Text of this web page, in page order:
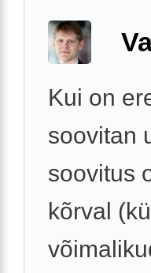
Kui on
soovitan
soovitus
kõrval